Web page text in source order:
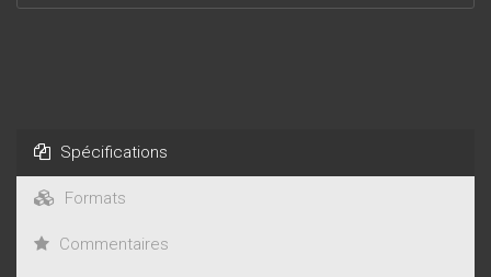
Spécifications
Formats
Commentaires